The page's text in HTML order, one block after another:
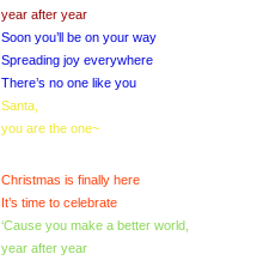
year after year
Soon you’ll be on your way
Spreading joy everywhere
There’s no one like you
Santa,
you are the one~
Christmas is finally here
It’s time to celebrate
‘Cause you make a better world,
year after year